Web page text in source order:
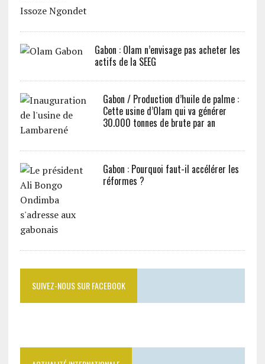
Gabon : Olam n’envisage pas acheter les
actifs de la SEEG
Gabon / Production d’huile de palme :
Cette usine d’Olam qui va générer
30.000 tonnes de brute par an
Gabon : Pourquoi faut-il accélérer les
réformes ?
SUIVEZ-NOUS SUR FACEBOOK